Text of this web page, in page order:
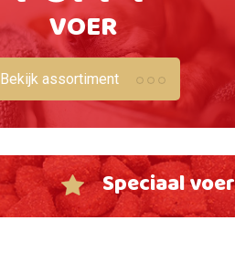
VOER
Bekijk assortiment
Speciaal